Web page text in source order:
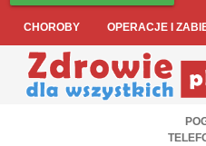
CHOROBY OPERACJE I